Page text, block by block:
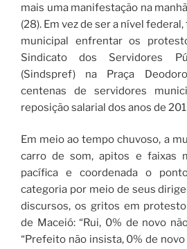
mais uma manifestação na
(28). Em vez de ser a nível
municipal enfrentar os
Sindicato dos Servidores
(Sindspref) na Praça
centenas de servidores
reposição salarial dos anos de
Em meio ao tempo chuvoso, a
carro de som, apitos e faixas
pacífica e coordenada o
categoria por meio de seus
discursos, os gritos em
de Maceió: “Rui, 0% de novo
“Prefeito não insista, 0% de novo